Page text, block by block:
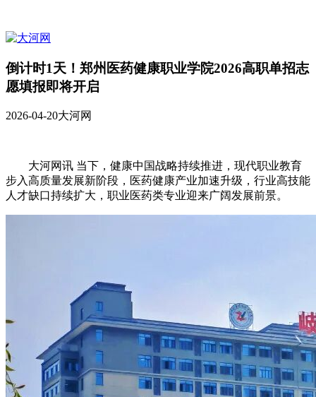
倒计时1天！郑州医药健康职业学院2026高职单招志
愿填报即将开启
2026-04-20大河网
大河网讯 当下，健康中国战略持续推进，现代职业教育
步入高质量发展新阶段，医药健康产业加速升级，行业高技能
人才缺口持续扩大，职业医药类专业迎来广阔发展前景。